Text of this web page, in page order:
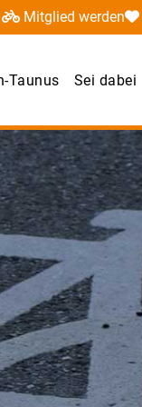
Mitglied werden
Taunus Sei dabei